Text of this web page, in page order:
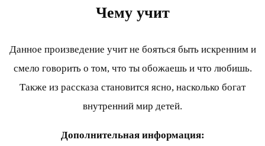
Чему учит
Данное произведение учит не бояться быть искренним и
смело говорить о том, что ты обожаешь и что любишь.
Также из рассказа становится ясно, насколько богат
внутренний мир детей.
Дополнительная информация: